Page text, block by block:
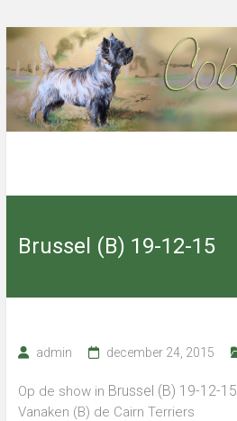
Ga
de
inhoud
Cairn
Terriers
kennel
excellent
Cairn
Brussel (B) 19-12-15
admin december 24, 2015
Op de show in Brussel (B) 19-12-15
Vanaken (B) de Cairn Terriers